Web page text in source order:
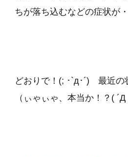
ちが落ち込むなどの症状が
どおりで！(; ･`д･´) 最近
（ぃゃぃゃ、本当か！？(